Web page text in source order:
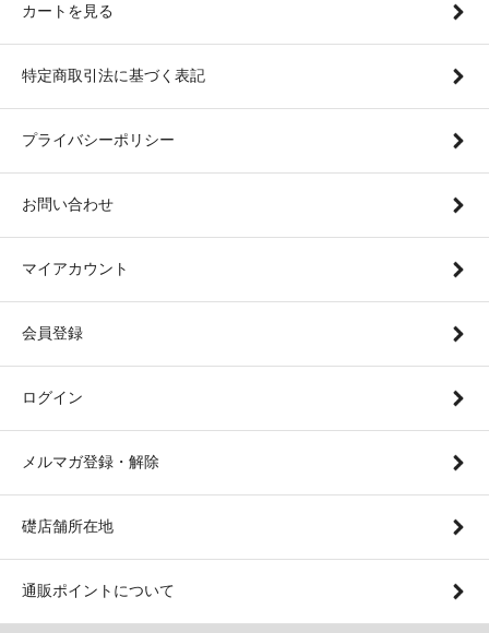
カートを見る
特定商取引法に基づく表記
プライバシーポリシー
お問い合わせ
マイアカウント
会員登録
ログイン
メルマガ登録・解除
礎店舗所在地
通販ポイントについて